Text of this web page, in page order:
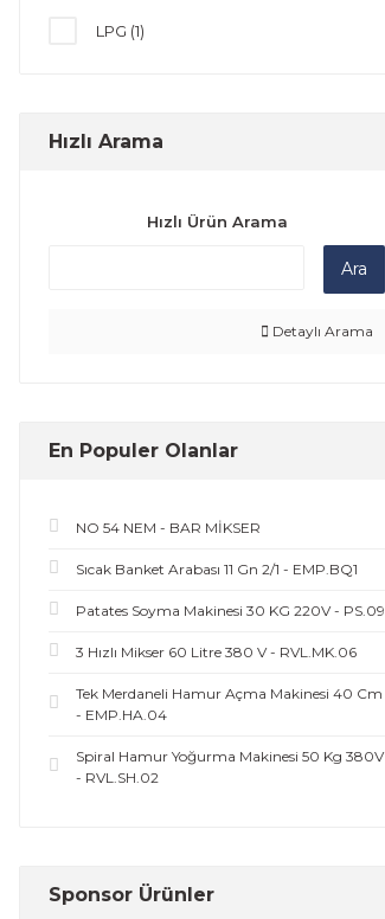
LPG (1)
Hızlı Arama
Hızlı Ürün Arama
Ara
Detaylı Arama
En Populer Olanlar
NO 54 NEM - BAR MİKSER
Sıcak Banket Arabası 11 Gn 2/1 - EMP.BQ1
Patates Soyma Makinesi 30 KG 220V - PS.09
3 Hızlı Mikser 60 Litre 380 V - RVL.MK.06
Tek Merdaneli Hamur Açma Makinesi 40 Cm
- EMP.HA.04
Spiral Hamur Yoğurma Makinesi 50 Kg 380V
- RVL.SH.02
Sponsor Ürünler